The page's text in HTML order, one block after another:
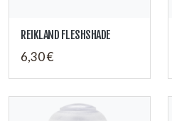
REIKLAND FLESHSHADE
6,30 €